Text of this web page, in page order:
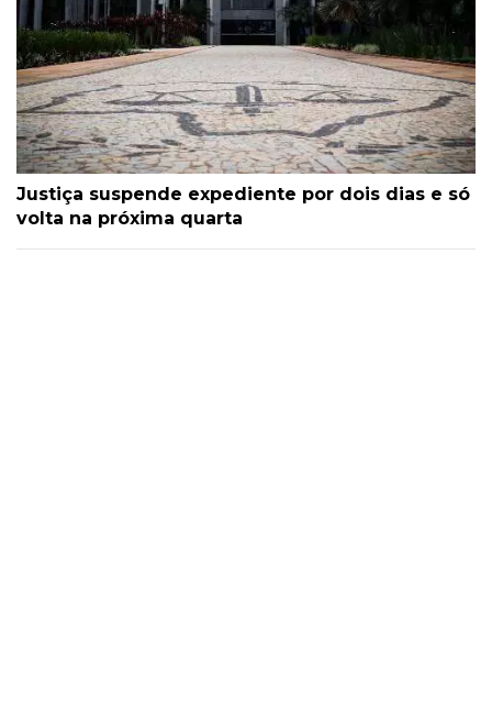
Justiça suspende expediente por dois dias e só
volta na próxima quarta